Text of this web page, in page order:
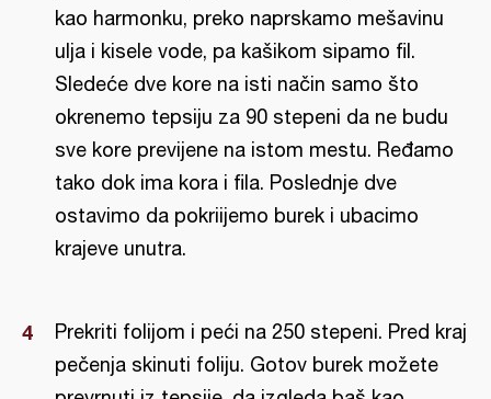
kao harmonku, preko naprskamo mešavinu
ulja i kisele vode, pa kašikom sipamo fil.
Sledeće dve kore na isti način samo što
okrenemo tepsiju za 90 stepeni da ne budu
sve kore previjene na istom mestu. Ređamo
tako dok ima kora i fila. Poslednje dve
ostavimo da pokriijemo burek i ubacimo
krajeve unutra.
Prekriti folijom i peći na 250 stepeni. Pred kraj
pečenja skinuti foliju. Gotov burek možete